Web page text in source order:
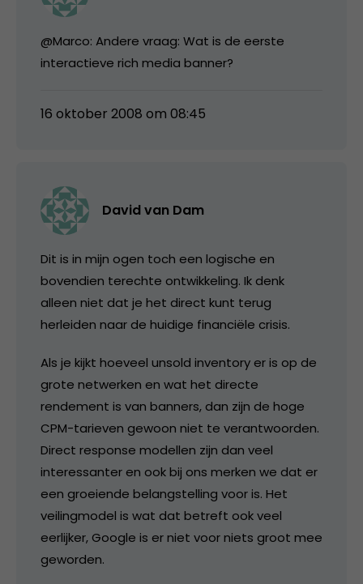
@Marco: Andere vraag: Wat is de eerste
interactieve rich media banner?
16 oktober 2008 om 08:45
David van Dam
Dit is in mijn ogen toch een logische en
bovendien terechte ontwikkeling. Ik denk
alleen niet dat je het direct kunt terug
herleiden naar de huidige financiële crisis.
Als je kijkt hoeveel unsold inventory er is op de
grote netwerken en wat het directe
rendement is van banners, dan zijn de hoge
CPM-tarieven gewoon niet te verantwoorden.
Direct response modellen zijn dan veel
interessanter en ook bij ons merken we dat er
een groeiende belangstelling voor is. Het
veilingmodel is wat dat betreft ook veel
eerlijker, Google is er niet voor niets groot mee
geworden.